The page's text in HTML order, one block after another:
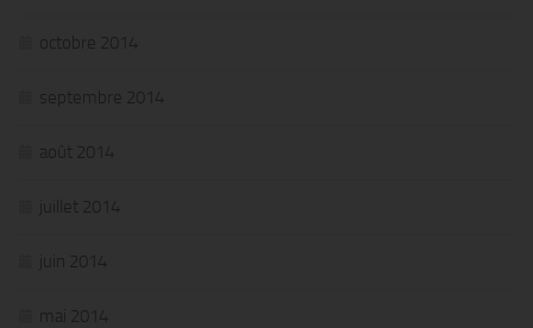
octobre 2014
septembre 2014
août 2014
juillet 2014
juin 2014
mai 2014